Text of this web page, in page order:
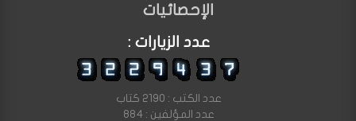
الإحصائيات
عدد الزيارات :
عدد الكتب : 2190 كتاب
عدد المؤلفين : 884